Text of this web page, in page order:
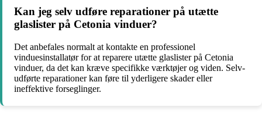
Kan jeg selv udføre reparationer på utætte
glaslister på Cetonia vinduer?
Det anbefales normalt at kontakte en professionel
vinduesinstallatør for at reparere utætte glaslister på Cetonia
vinduer, da det kan kræve specifikke værktøjer og viden. Selv-
udførte reparationer kan føre til yderligere skader eller
ineffektive forseglinger.